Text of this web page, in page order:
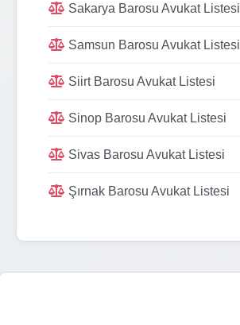
Sakarya Barosu Avukat Listesi
Samsun Barosu Avukat Listesi
Siirt Barosu Avukat Listesi
Sinop Barosu Avukat Listesi
Sivas Barosu Avukat Listesi
Şırnak Barosu Avukat Listesi